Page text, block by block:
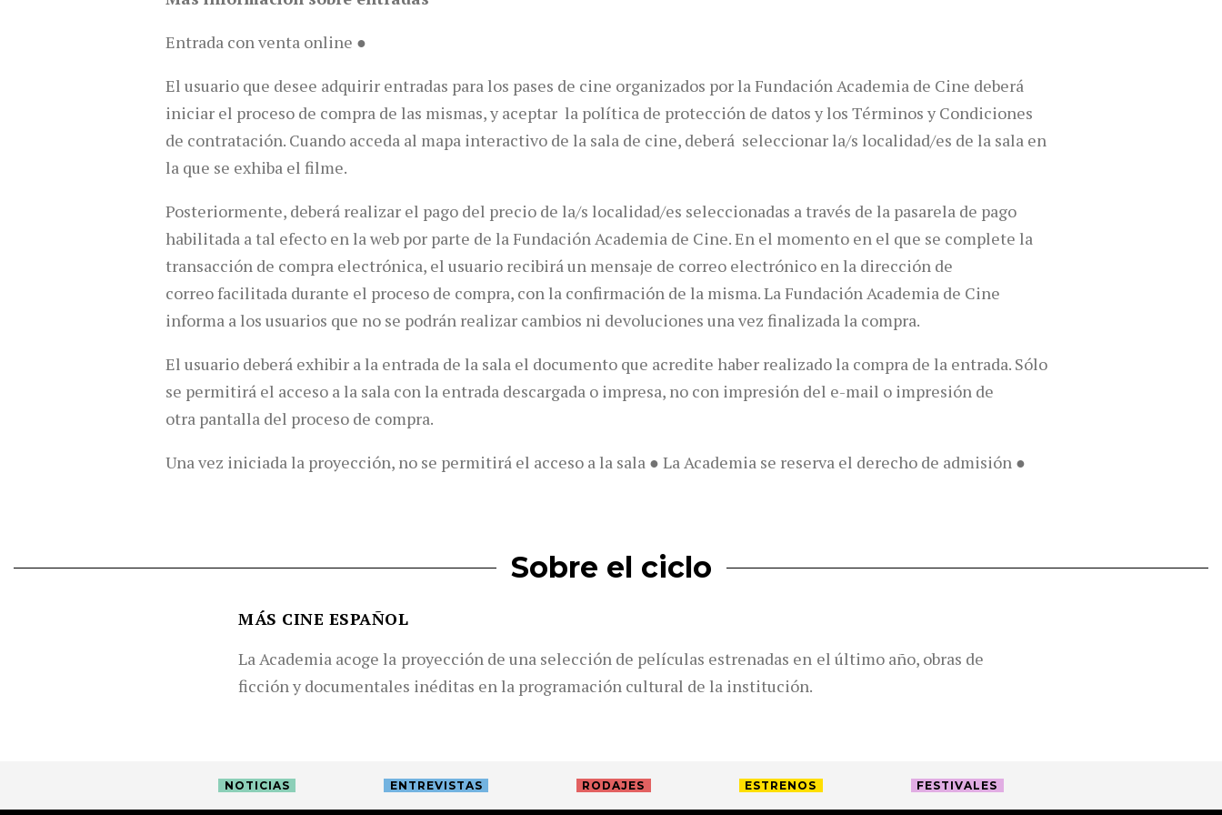
Entrada con venta online ●
El usuario que desee adquirir entradas para los pases de cine organizados por la Fundación Academia de Cine deberá
iniciar el proceso de compra de las mismas, y aceptar la política de protección de datos y los Términos y Condiciones
de contratación. Cuando acceda al mapa interactivo de la sala de cine, deberá seleccionar la/s localidad/es de la sala en
la que se exhiba el filme.
Posteriormente, deberá realizar el pago del precio de la/s localidad/es seleccionadas a través de la pasarela de pago
habilitada a tal efecto en la web por parte de la Fundación Academia de Cine. En el momento en el que se complete la
transacción de compra electrónica, el usuario recibirá un mensaje de correo electrónico en la dirección de
correo facilitada durante el proceso de compra, con la confirmación de la misma. La Fundación Academia de Cine
informa a los usuarios que no se podrán realizar cambios ni devoluciones una vez finalizada la compra.
El usuario deberá exhibir a la entrada de la sala el documento que acredite haber realizado la compra de la entrada. Sólo
se permitirá el acceso a la sala con la entrada descargada o impresa, no con impresión del e-mail o impresión de
otra pantalla del proceso de compra.
Una vez iniciada la proyección, no se permitirá el acceso a la sala ● La Academia se reserva el derecho de admisión ●
Sobre el ciclo
MÁS CINE ESPAÑOL
La Academia acoge la proyección de una selección de películas estrenadas en el último año, obras de
ficción y documentales inéditas en la programación cultural de la institución.
NOTICIAS ENTREVISTAS RODAJES ESTRENOS FESTIVALES